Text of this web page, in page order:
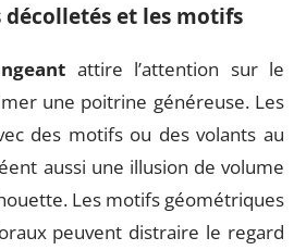
décolletés et les motifs
attire l’attention sur le
une poitrine généreuse. Les
des motifs ou des volants au
aussi une illusion de volume
Les motifs géométriques
peuvent distraire le regard